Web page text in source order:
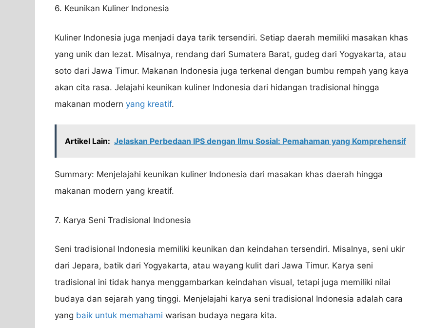
6. Keunikan Kuliner Indonesia
Kuliner Indonesia juga menjadi daya tarik tersendiri. Setiap daerah memiliki masakan khas
yang unik dan lezat. Misalnya, rendang dari Sumatera Barat, gudeg dari Yogyakarta, atau
soto dari Jawa Timur. Makanan Indonesia juga terkenal dengan bumbu rempah yang kaya
akan cita rasa. Jelajahi keunikan kuliner Indonesia dari hidangan tradisional hingga
makanan modern yang kreatif.
Artikel Lain: Jelaskan Perbedaan IPS dengan Ilmu Sosial: Pemahaman yang Komprehensif
Summary: Menjelajahi keunikan kuliner Indonesia dari masakan khas daerah hingga
makanan modern yang kreatif.
7. Karya Seni Tradisional Indonesia
Seni tradisional Indonesia memiliki keunikan dan keindahan tersendiri. Misalnya, seni ukir
dari Jepara, batik dari Yogyakarta, atau wayang kulit dari Jawa Timur. Karya seni
tradisional ini tidak hanya menggambarkan keindahan visual, tetapi juga memiliki nilai
budaya dan sejarah yang tinggi. Menjelajahi karya seni tradisional Indonesia adalah cara
yang baik untuk memahami warisan budaya negara kita.